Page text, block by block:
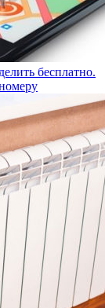
бесплатно.